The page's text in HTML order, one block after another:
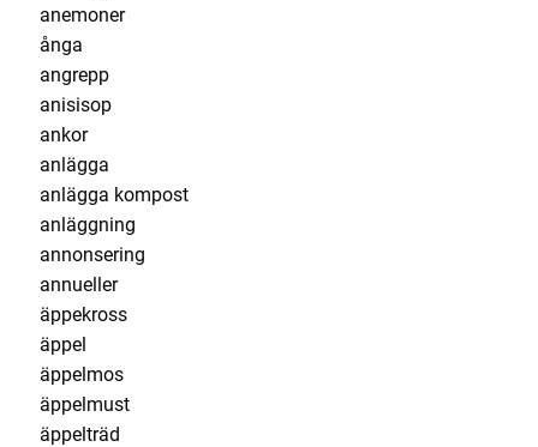
anemoner
ånga
angrepp
anisisop
ankor
anlägga
anlägga kompost
anläggning
annonsering
annueller
äppekross
äppel
äppelmos
äppelmust
äppelträd